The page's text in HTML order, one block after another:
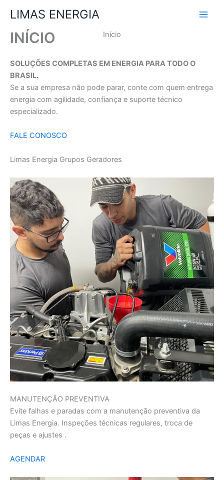
para
conteúdo
LIMAS ENERGIA
Início
INÍCIO
SOLUÇÕES COMPLETAS EM ENERGIA PARA TODO O
BRASIL.
Se a sua empresa não pode parar, conte com quem entrega
energia com agilidade, confiança e suporte técnico
especializado.
FALE CONOSCO
Limas Energia Grupos Geradores
MANUTENÇÃO PREVENTIVA
Evite falhas e paradas com a manutenção preventiva da
Limas Energia. Inspeções técnicas regulares, troca de
peças e ajustes .
AGENDAR